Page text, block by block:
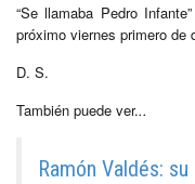
“Se llamaba Pedro
próximo viernes primero de
D. S.
También puede ver...
Ramón Valdés: